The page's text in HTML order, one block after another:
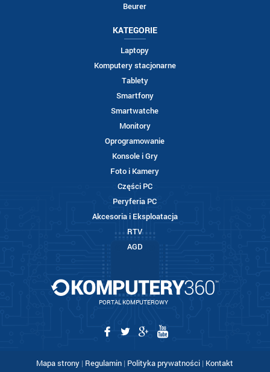
Beurer
KATEGORIE
Laptopy
Komputery stacjonarne
Tablety
Smartfony
Smartwatche
Monitory
Oprogramowanie
Konsole i Gry
Foto i Kamery
Części PC
Peryferia PC
Akcesoria i Eksploatacja
RTV
AGD
PORTAL KOMPUTEROWY
Mapa strony | Regulamin | Polityka prywatności | Kontakt